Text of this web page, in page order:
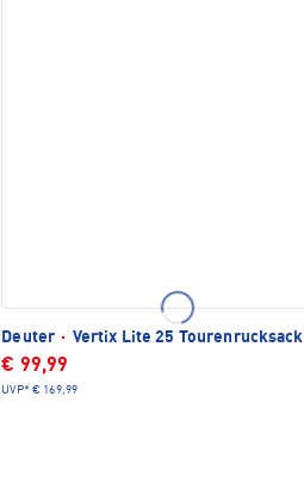
Deuter · Vertix Lite 25 Tourenrucksack
€ 99,99
UVP* € 169,99